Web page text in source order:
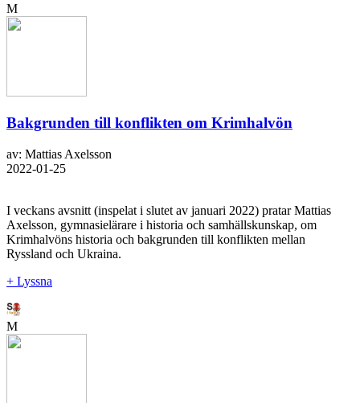
M
Bakgrunden till konflikten om Krimhalvön
av: Mattias Axelsson
2022-01-25
I veckans avsnitt (inspelat i slutet av januari 2022) pratar Mattias
Axelsson, gymnasielärare i historia och samhällskunskap, om
Krimhalvöns historia och bakgrunden till konflikten mellan
Ryssland och Ukraina.
+ Lyssna
M